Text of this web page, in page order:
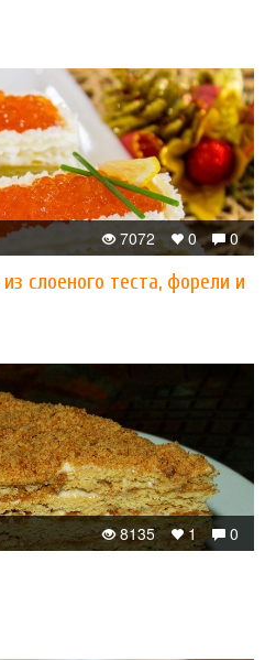
0
0
7072
слоеного теста, форели и
0
1
8135